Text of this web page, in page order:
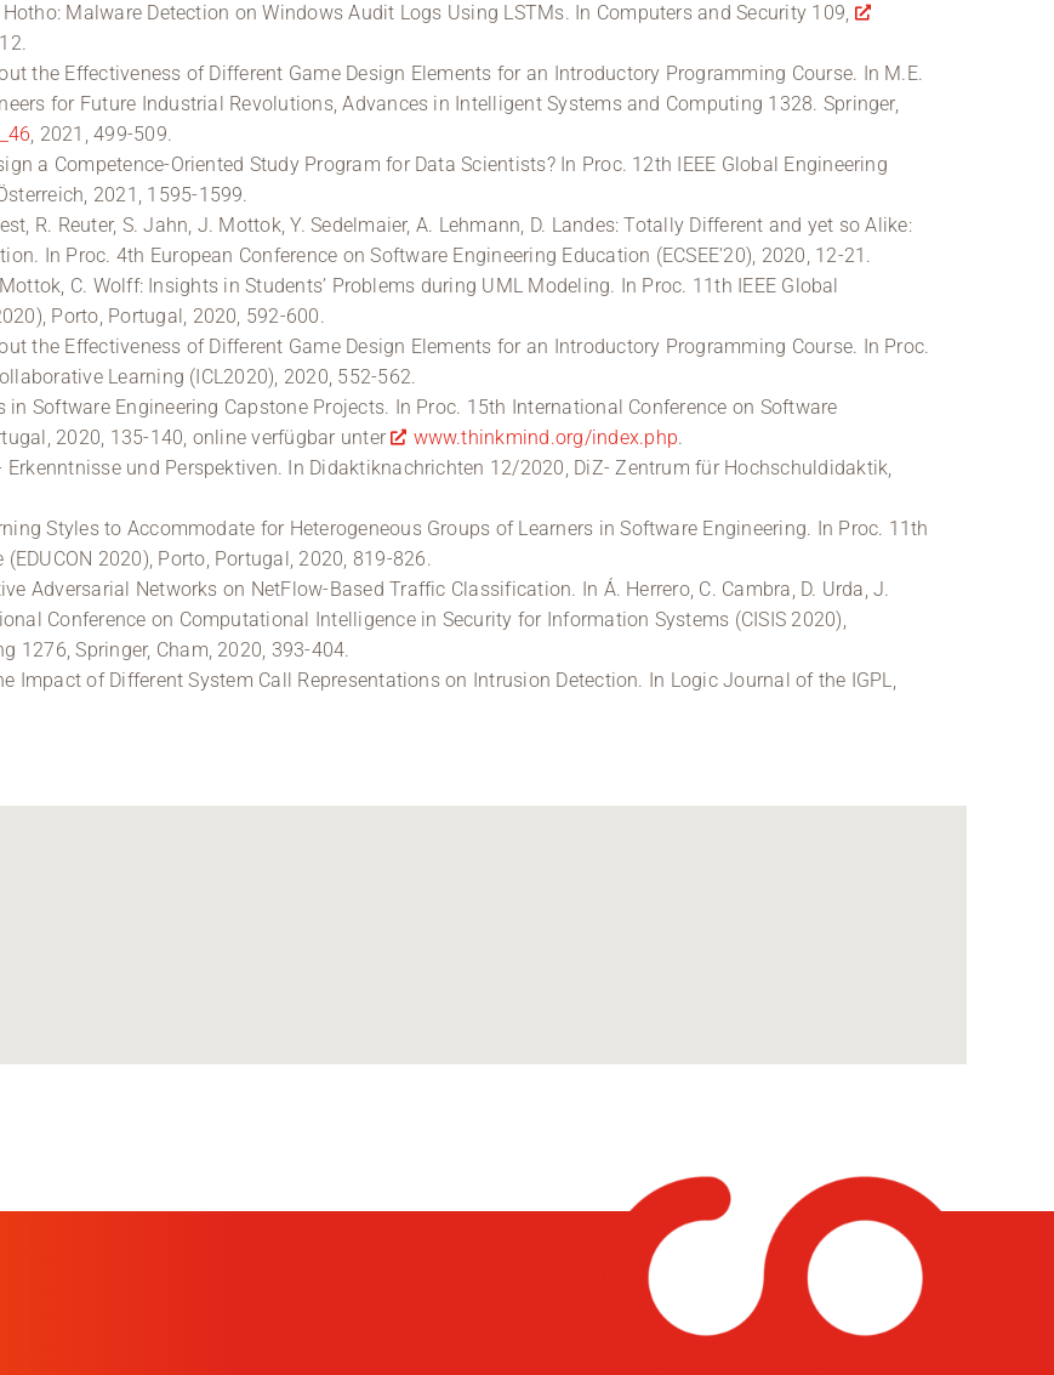
Hotho: Malware Detection on Windows Audit Logs Using LSTMs. In Computers and Security 109,
the Effectiveness of Different Game Design Elements for an Introductory Programming Course. In M.E.
for Future Industrial Revolutions, Advances in Intelligent Systems and Computing 1328. Springer,
, 2021, 499-509.
a Competence-Oriented Study Program for Data Scientists? In Proc. 12th IEEE Global Engineering
2021, 1595-1599.
R. Reuter, S. Jahn, J. Mottok, Y. Sedelmaier, A. Lehmann, D. Landes: Totally Different and yet so Alike:
In Proc. 4th European Conference on Software Engineering Education (ECSEE’20), 2020, 12-21.
Mottok, C. Wolff: Insights in Students’ Problems during UML Modeling. In Proc. 11th IEEE Global
Porto, Portugal, 2020, 592-600.
the Effectiveness of Different Game Design Elements for an Introductory Programming Course. In Proc.
Learning (ICL2020), 2020, 552-562.
in Software Engineering Capstone Projects. In Proc. 15th International Conference on Software
2020, 135-140, online verfügbar unter
www.thinkmind.org/index.php.
Erkenntnisse und Perspektiven. In Didaktiknachrichten 12/2020, DiZ- Zentrum für Hochschuldidaktik,
Styles to Accommodate for Heterogeneous Groups of Learners in Software Engineering. In Proc. 11th
2020), Porto, Portugal, 2020, 819-826.
Adversarial Networks on NetFlow-Based Traffic Classification. In Á. Herrero, C. Cambra, D. Urda, J.
Conference on Computational Intelligence in Security for Information Systems (CISIS 2020),
1276, Springer, Cham, 2020, 393-404.
Impact of Different System Call Representations on Intrusion Detection. In Logic Journal of the IGPL,